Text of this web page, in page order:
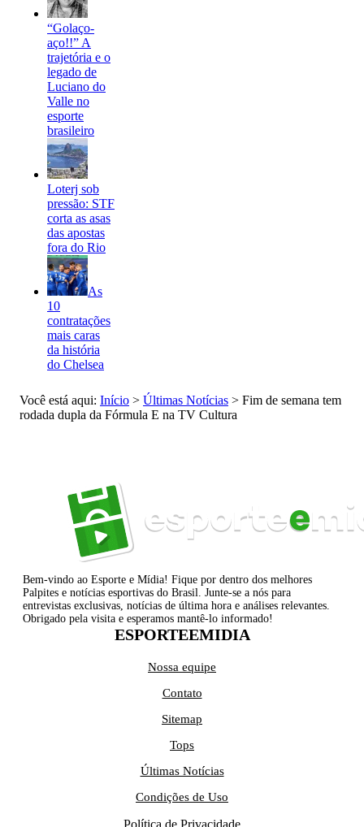
“Golaço-
aço!!” A
trajetória e o
legado de
Luciano do
Valle no
esporte
brasileiro
Loterj sob
pressão: STF
corta as asas
das apostas
fora do Rio
As
10
contratações
mais caras
da história
do Chelsea
Você está aqui: Início > Últimas Notícias > Fim de semana tem
rodada dupla da Fórmula E na TV Cultura
Bem-vindo ao Esporte e Mídia! Fique por dentro dos melhores
Palpites e notícias esportivas do Brasil. Junte-se a nós para
entrevistas exclusivas, notícias de última hora e análises relevantes.
Obrigado pela visita e esperamos mantê-lo informado!
ESPORTEEMIDIA
Nossa equipe
Contato
Sitemap
Tops
Últimas Notícias
Condições de Uso
Política de Privacidade